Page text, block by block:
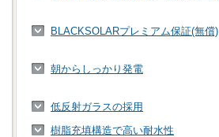
BLACKSOLARプレミアム保証(無償)
朝からしっかり発電
低反射ガラスの採用
樹脂充填構造で高い耐水性